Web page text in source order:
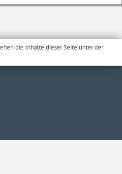
die Inhalte dieser Seite unter der